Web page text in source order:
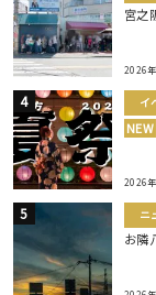
宮之
2026
イ
NEW
2026
ニ
お隣